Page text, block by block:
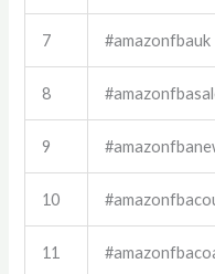
7 #amazonfbauk
8
9
10
11